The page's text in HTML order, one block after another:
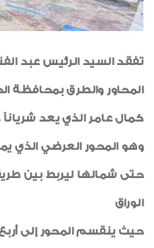
تفقد السيد الرئيس عبد
المحاور والطرق بمحافظة
كمال عامر الذي يعد
وهو المحور العرضي الذي
حتى شمالها ليربط بين
الوراق
حيث ينقسم المحور إلى